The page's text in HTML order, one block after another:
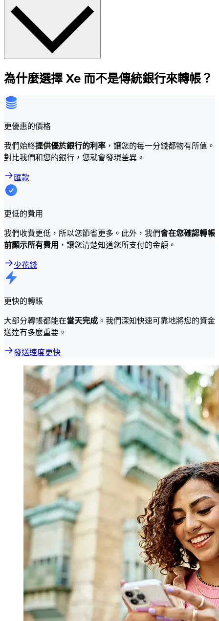
為什麼選擇 Xe 而不是傳統銀行來轉帳？
更優惠的價格
我們始終提供優於銀行的利率 ，讓您的每一分錢都物有所值。
對比我們和您的銀行，您就會發現差異。
匯款
更低的費用
我們收費更低，所以您節省更多。此外，我們會在您確認轉帳
前顯示所有費用 ，讓您清楚知道您所支付的金額。
少花錢
更快的轉賬
大部分轉帳都能在當天完成 。我們深知快速可靠地將您的資金
送達有多麼重要。
發送速度更快